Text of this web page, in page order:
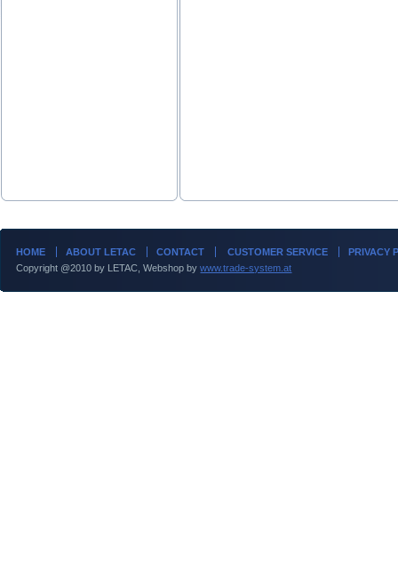
HOME ABOUT LETAC CONTACT CUSTOMER SERVICE
PRIVACY
Copyright @2010 by LETAC, Webshop bywww.trade-system.at